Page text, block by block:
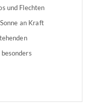
und Flechten
an Kraft